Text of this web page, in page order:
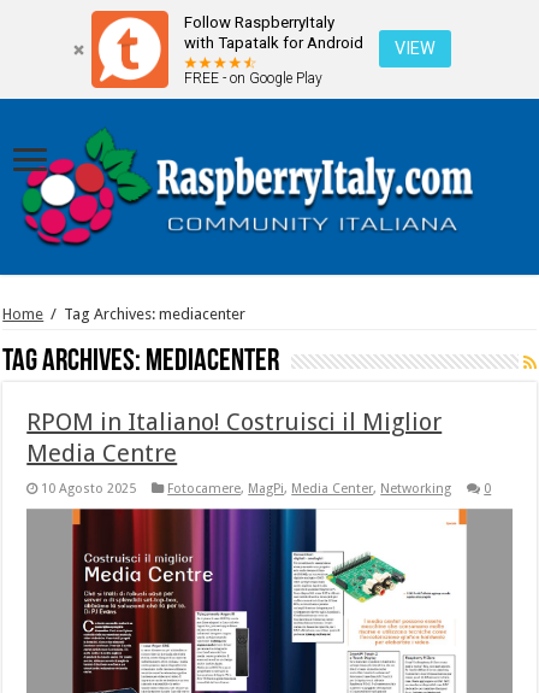
Follow RaspberryItaly
with Tapatalk for Android
FREE - on Google Play
VIEW
Home / Tag Archives: mediacenter
Tag Archives: mediacenter
RPOM in Italiano! Costruisci il Miglior
Media Centre
10 Agosto 2025 Fotocamere, MagPi, Media Center, Networking 0